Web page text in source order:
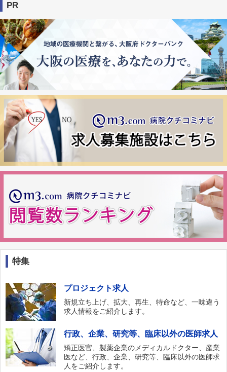
PR
特集
プロジェクト求人
新規立ち上げ、拡大、再生、特命など、一味違う
求人情報をご紹介します。
行政、企業、研究等、臨床以外の医師求人
矯正医官、製薬企業のメディカルドクター、産業
医など、行政、企業、研究等、臨床以外の医師求
人をご紹介します。